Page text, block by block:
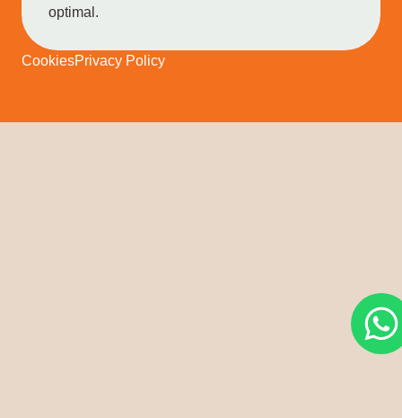
optimal.
CookiesPrivacy Policy